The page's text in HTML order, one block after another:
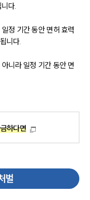
다.
정 기간 동안 면허 효력
니다.
니라 일정 기간 동안 면
하다면
벌